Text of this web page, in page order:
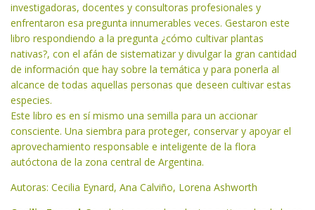
investigadoras, docentes y consultoras profesionales y
enfrentaron esa pregunta innumerables veces. Gestaron este
libro respondiendo a la pregunta ¿cómo cultivar plantas
nativas?, con el afán de sistematizar y divulgar la gran cantidad
de información que hay sobre la temática y para ponerla al
alcance de todas aquellas personas que deseen cultivar estas
especies.
Este libro es en sí mismo una semilla para un accionar
consciente. Una siembra para proteger, conservar y apoyar el
aprovechamiento responsable e inteligente de la flora
autóctona de la zona central de Argentina.
Autoras: Cecilia Eynard, Ana Calviño, Lorena Ashworth